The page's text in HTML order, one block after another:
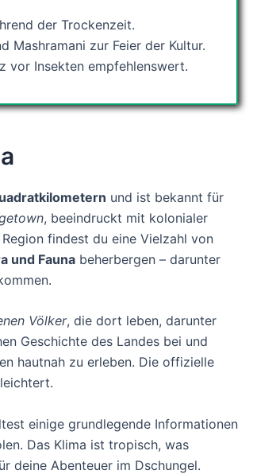
der Trockenzeit.
Mashramani zur Feier der Kultur.
vor Insekten empfehlenswert.
und ist bekannt für
, beeindruckt mit kolonialer
findest du eine Vielzahl von
und Fauna beherbergen – darunter
Völker, die dort leben, darunter
Geschichte des Landes bei und
hautnah zu erleben. Die offizielle
einige grundlegende Informationen
Das Klima ist tropisch, was
deine Abenteuer im Dschungel.